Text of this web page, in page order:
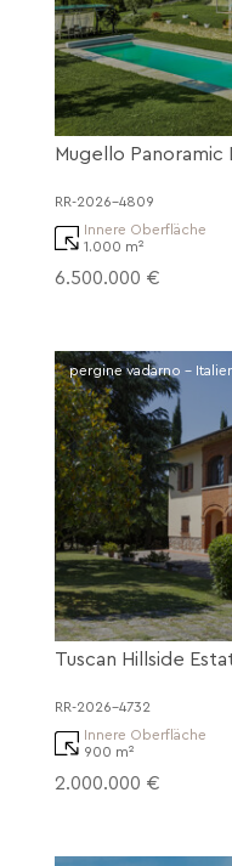
Mugello Panoramic
RR-2026-4809
Innere Oberfläche
1.000 m²
6.500.000 €
pergine vadarno -
Tuscan Hillside
RR-2026-4732
Innere Oberfläche
900 m²
2.000.000 €